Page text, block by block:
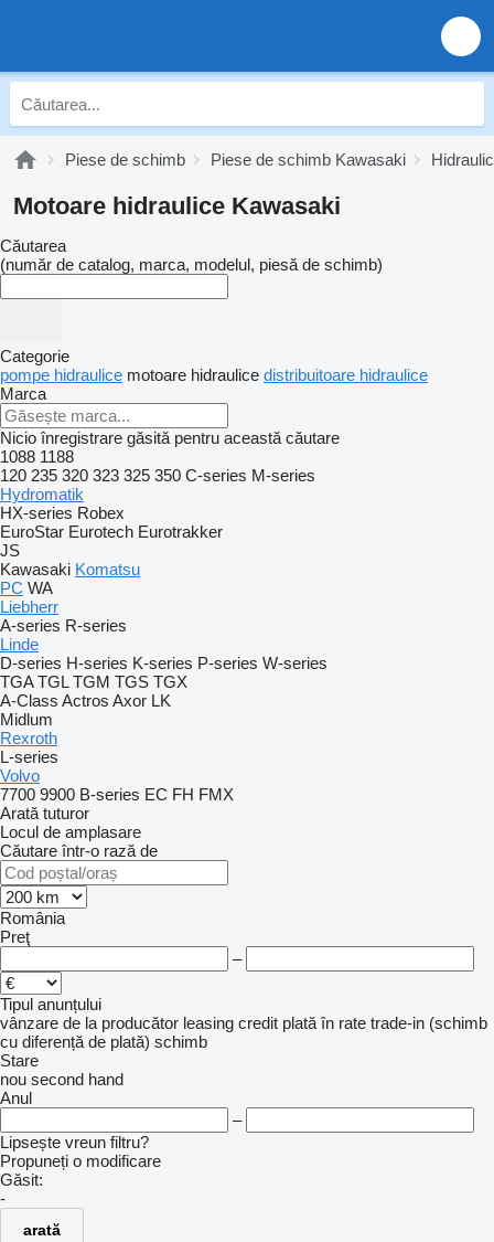
Piese de schimb Piese de schimb Kawasaki
Motoare hidraulice Kawasaki
Căutarea
(număr de catalog, marca, modelul, piesă de schimb)
Categorie
pompe hidraulice motoare hidraulice distribuitoare hidraulice
Marca
Nicio înregistrare găsită pentru această căutare
1088 1188
120 235 320 323 325 350 C-series M-series
Hydromatik
HX-series Robex
EuroStar Eurotech Eurotrakker
JS
Kawasaki Komatsu
PC WA
Liebherr
A-series R-series
Linde
D-series H-series K-series P-series W-series
TGA TGL TGM TGS TGX
A-Class Actros Axor LK
Midlum
Rexroth
L-series
Volvo
7700 9900 B-series EC FH FMX
Arată tuturor
Locul de amplasare
Căutare într-o rază de
România
Preţ
–
Tipul anunțului
vânzare de la producător leasing credit plată în rate trade-in (schimb
cu diferență de plată) schimb
Stare
nou second hand
Anul
–
Lipsește vreun filtru?
Propuneți o modificare
Găsit:
-
arată